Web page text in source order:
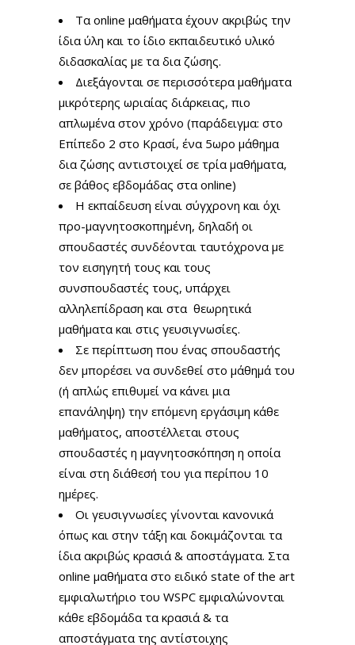
Τα online μαθήματα έχουν ακριβώς την
ίδια ύλη και το ίδιο εκπαιδευτικό υλικό
διδασκαλίας με τα δια ζώσης.
Διεξάγονται σε περισσότερα μαθήματα
μικρότερης ωριαίας διάρκειας, πιο
απλωμένα στον χρόνο (παράδειγμα: στο
Επίπεδο 2 στο Κρασί, ένα 5ωρο μάθημα
δια ζώσης αντιστοιχεί σε τρία μαθήματα,
σε βάθος εβδομάδας στα online)
Η εκπαίδευση είναι σύγχρονη και όχι
προ-μαγνητοσκοπημένη, δηλαδή οι
σπουδαστές συνδέονται ταυτόχρονα με
τον εισηγητή τους και τους
συνσπουδαστές τους, υπάρχει
αλληλεπίδραση και στα θεωρητικά
μαθήματα και στις γευσιγνωσίες.
Σε περίπτωση που ένας σπουδαστής
δεν μπορέσει να συνδεθεί στο μάθημά του
(ή απλώς επιθυμεί να κάνει μια
επανάληψη) την επόμενη εργάσιμη κάθε
μαθήματος, αποστέλλεται στους
σπουδαστές η μαγνητοσκόπηση η οποία
είναι στη διάθεσή του για περίπου 10
ημέρες.
Οι γευσιγνωσίες γίνονται κανονικά
όπως και στην τάξη και δοκιμάζονται τα
ίδια ακριβώς κρασιά & αποστάγματα. Στα
online μαθήματα στο ειδικό state of the art
εμφιαλωτήριο του WSPC εμφιαλώνονται
κάθε εβδομάδα τα κρασιά & τα
αποστάγματα της αντίστοιχης